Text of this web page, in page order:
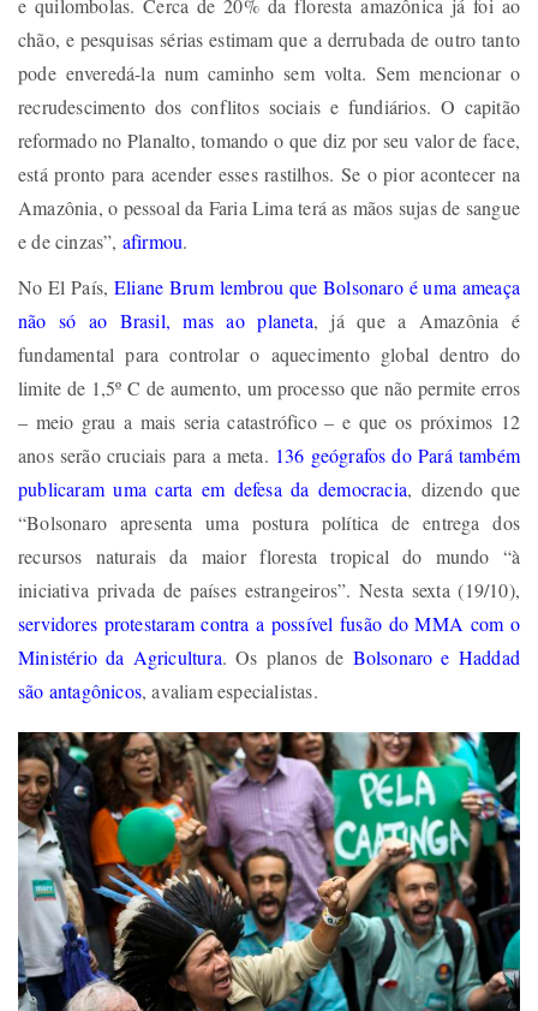
e quilombolas. Cerca de 20% da floresta amazônica já foi ao
chão, e pesquisas sérias estimam que a derrubada de outro tanto
pode enveredá-la num caminho sem volta. Sem mencionar o
recrudescimento dos conflitos sociais e fundiários. O capitão
reformado no Planalto, tomando o que diz por seu valor de face,
está pronto para acender esses rastilhos. Se o pior acontecer na
Amazônia, o pessoal da Faria Lima terá as mãos sujas de sangue
e de cinzas”, afirmou.
No El País,Eliane Brum lembrou que Bolsonaro é uma ameaça
não só ao Brasil, mas ao planeta, já que a Amazônia é
fundamental para controlar o aquecimento global dentro do
limite de 1,5º C de aumento, um processo que não permite erros
– meio grau a mais seria catastrófico – e que os próximos 12
anos serão cruciais para a meta. 136 geógrafos do Pará também
publicaram uma carta em defesa da democracia, dizendo que
“Bolsonaro apresenta uma postura política de entrega dos
recursos naturais da maior floresta tropical do mundo “à
iniciativa privada de países estrangeiros”. Nesta sexta (19/10),
servidores protestaram contra a possível fusão do MMA com o
Ministério da Agricultura. Os planos de Bolsonaro e Haddad
são antagônicos, avaliam especialistas.